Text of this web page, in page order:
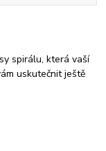
spirálu, která vaší
uskutečnit ještě